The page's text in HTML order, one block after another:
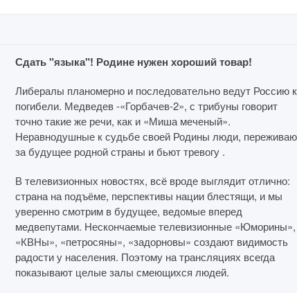
Сдать "языка"! Родине нужен хороший товар!
Либералы планомерно и последовательно ведут Россию к
погибели. Медведев -«Горбачев-2», с трибуны говорит
точно такие же речи, как и «Миша меченый».
Неравнодушные к судьбе своей Родины люди,
за будущее родной страны и бьют тревогу .
В телевизионных новостях, всё вроде выглядит отлично:
страна на подъёме, перспективы нации блестящи, и мы
уверенно смотрим в будущее, ведомые вперед
медвепутами. Нескончаемые телевизионные «Юморины»,
«КВНы», «петросяны», «задорновы» создают видимость
радости у населения. Поэтому на трансляциях всегда
показывают целые залы смеющихся людей.